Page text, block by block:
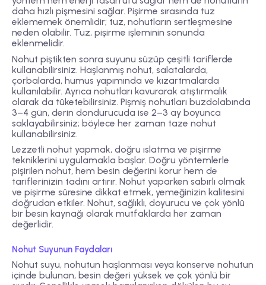
daha hızlı pişmesini sağlar. Pişirme sırasında tuz
eklememek önemlidir; tuz, nohutların sertleşmesine
neden olabilir. Tuz, pişirme işleminin sonunda
eklenmelidir.
Nohut piştikten sonra suyunu süzüp çeşitli tariflerde
kullanabilirsiniz. Haşlanmış nohut, salatalarda,
çorbalarda, humus yapımında ve kızartmalarda
kullanılabilir. Ayrıca nohutları kavurarak atıştırmalık
olarak da tüketebilirsiniz. Pişmiş nohutları buzdolabında
3–4 gün, derin dondurucuda ise 2–3 ay boyunca
saklayabilirsiniz; böylece her zaman taze nohut
kullanabilirsiniz.
Lezzetli nohut yapmak, doğru ıslatma ve pişirme
tekniklerini uygulamakla başlar. Doğru yöntemlerle
pişirilen nohut, hem besin değerini korur hem de
tariflerinizin tadını artırır. Nohut yaparken sabırlı olmak
ve pişirme süresine dikkat etmek, yemeğinizin kalitesini
doğrudan etkiler. Nohut, sağlıklı, doyurucu ve çok yönlü
bir besin kaynağı olarak mutfaklarda her zaman
değerlidir.
Nohut Suyunun Faydaları
Nohut suyu, nohutun haşlanması veya konserve nohutun
içinde bulunan, besin değeri yüksek ve çok yönlü bir